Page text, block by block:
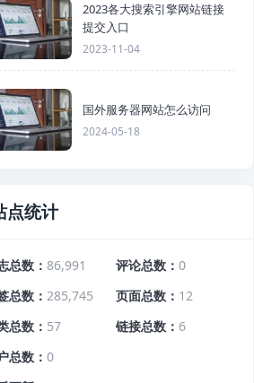
2023各大搜索引擎网站链接
提交入口
2023-11-04
国外服务器网站怎么访问
2024-05-18
点统计
总数 86,991 评论总数
0
总数
285,745 页面总数
12
总数
57 链接总数
6
总数
0